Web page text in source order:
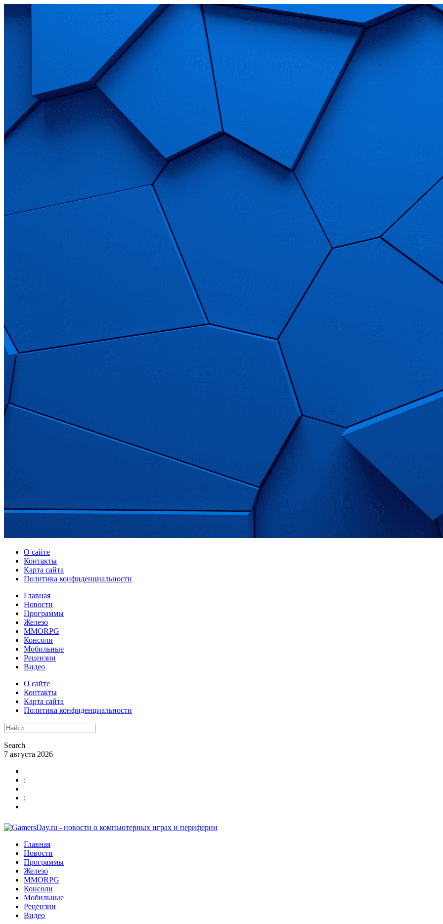
О сайте
Контакты
Карта сайта
Политика конфиденциальности
Главная
Новости
Программы
Железо
MMORPG
Консоли
Мобильные
Рецензии
Видео
О сайте
Контакты
Карта сайта
Политика конфиденциальности
Search
7 августа 2026
:
:
Главная
Новости
Программы
Железо
MMORPG
Консоли
Мобильные
Рецензии
Видео